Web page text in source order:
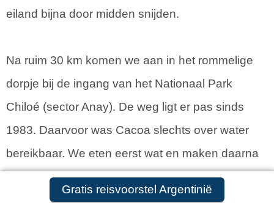
Gratis reisvoorstel aanvragen
eiland bijna door midden snijden.
Na ruim 30 km komen we aan in het rommelige
dorpje bij de ingang van het Nationaal Park
Chiloé (sector Anay). De weg ligt er pas sinds
1983. Daarvoor was Cacoa slechts over water
bereikbaar. We eten eerst wat en maken daarna
een uitgezette wandeling, die begint bij het
bezoekerscentrum van CONAF, de
Gratis reisvoorstel Argentinië